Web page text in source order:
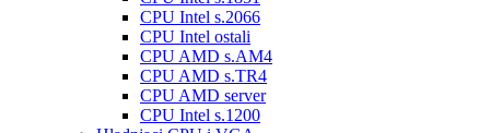
CPU Intel s.2066
CPU Intel ostali
CPU AMD s.AM4
CPU AMD s.TR4
CPU AMD server
CPU Intel s.1200